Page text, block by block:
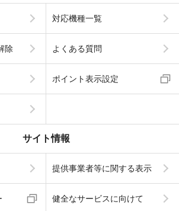
対応機種一覧
除 よくある質問
ポイント表示設定
サイト情報
提供事業者等に関する表示
健全なサービスに向けて